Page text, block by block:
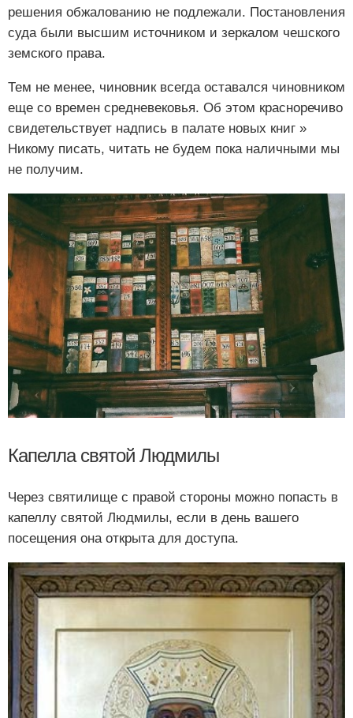
решения обжалованию не подлежали. Постановления
суда были высшим источником и зеркалом чешского
земского права.
Тем не менее, чиновник всегда оставался чиновником
еще со времен средневековья. Об этом красноречиво
свидетельствует надпись в палате новых книг »
Никому писать, читать не будем пока наличными мы
не получим.
Капелла святой Людмилы
Через святилище с правой стороны можно попасть в
капеллу святой Людмилы, если в день вашего
посещения она открыта для доступа.